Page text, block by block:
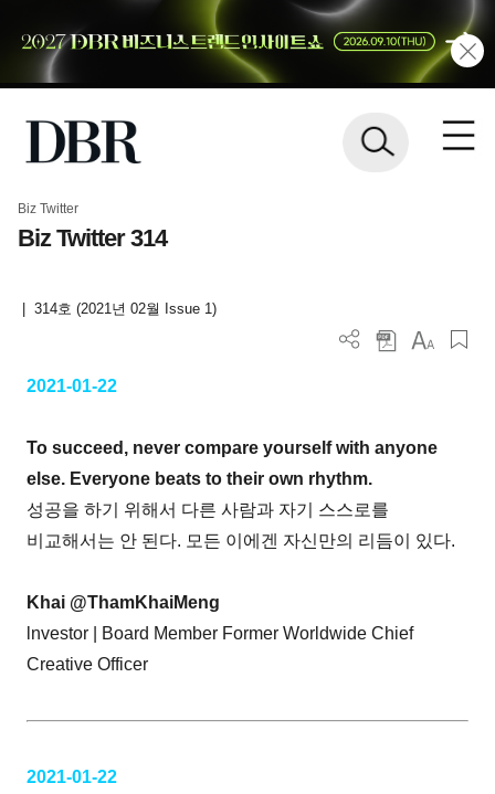
Biz Twitter
Biz Twitter 314
314호 (2021년 02월 Issue 1)
2021-01-22
To succeed, never compare yourself with anyone
else. Everyone beats to their own rhythm.
성공을 하기 위해서 다른 사람과 자기 스스로를
비교해서는 안 된다. 모든 이에겐 자신만의 리듬이 있다.
Khai @ThamKhaiMeng
lnvestor | Board Member Former Worldwide Chief
Creative Officer
2021-01-22